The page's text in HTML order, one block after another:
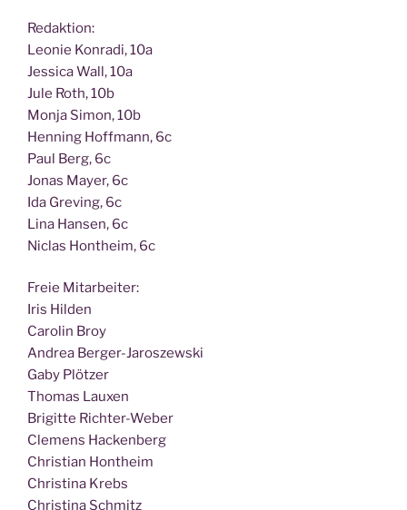
Redak­ti­on:
Leo­nie Kon­ra­di, 10a
Jes­si­ca Wall, 10a
Jule Roth, 10b
Mon­ja Simon, 10b
Hen­ning Hoff­mann, 6c
Paul Berg, 6c
Jonas May­er, 6c
Ida Gre­ving, 6c
Lina Han­sen, 6c
Nic­las Hont­heim, 6c
Freie Mit­ar­bei­ter:
Iris Hilden
Caro­lin Broy
Andrea Berger-Jaroszewski
Gaby Plötzer
Tho­mas Lauxen
Bri­git­te Richter-Weber
Cle­mens Hackenberg
Chris­ti­an Hontheim
Chris­ti­na Krebs
Chris­ti­na Schmitz